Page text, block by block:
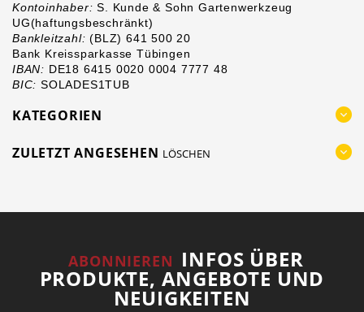
Kontoinhaber: S. Kunde & SohnGartenwerkzeug
UG(haftungsbeschränkt)
Bankleitzahl: (BLZ) 641 500 20
Bank Kreissparkasse Tübingen
IBAN: DE18 6415 0020 0004 7777 48
BIC: SOLADES1TUB
KATEGORIEN
ZULETZT ANGESEHEN LÖSCHEN
ABONNIEREN INFOS ÜBER
PRODUKTE, ANGEBOTE UND
NEUIGKEITEN